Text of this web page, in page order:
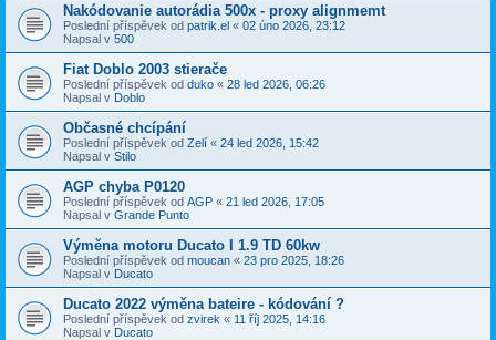
Nakódovanie autorádia 500x - proxy alignmemt
Poslední příspěvek od patrik.el « 02 úno 2026, 23:12
Napsal v 500
Fiat Doblo 2003 stierače
Poslední příspěvek od duko « 28 led 2026, 06:26
Napsal v Doblo
Občasné chcípání
Poslední příspěvek od Zelí « 24 led 2026, 15:42
Napsal v Stilo
AGP chyba P0120
Poslední příspěvek od AGP « 21 led 2026, 17:05
Napsal v Grande Punto
Výměna motoru Ducato I 1.9 TD 60kw
Poslední příspěvek od moucan « 23 pro 2025, 18:26
Napsal v Ducato
Ducato 2022 výměna bateire - kódování ?
Poslední příspěvek od zvirek « 11 říj 2025, 14:16
Napsal v Ducato